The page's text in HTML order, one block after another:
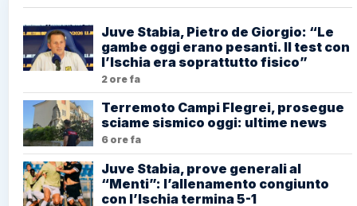
Juve Stabia, Pietro de Giorgio: “Le
gambe oggi erano pesanti. Il test con
l’Ischia era soprattutto fisico”
2 ore fa
Terremoto Campi Flegrei, prosegue
sciame sismico oggi: ultime news
6 ore fa
Juve Stabia, prove generali al
“Menti”: l’allenamento congiunto
con l’Ischia termina 5-1